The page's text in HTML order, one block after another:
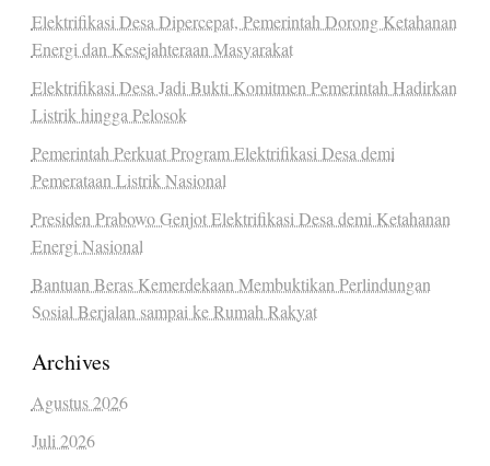
Elektrifikasi Desa Dipercepat, Pemerintah Dorong Ketahanan
Energi dan Kesejahteraan Masyarakat
Elektrifikasi Desa Jadi Bukti Komitmen Pemerintah Hadirkan
Listrik hingga Pelosok
Pemerintah Perkuat Program Elektrifikasi Desa demi
Pemerataan Listrik Nasional
Presiden Prabowo Genjot Elektrifikasi Desa demi Ketahanan
Energi Nasional
Bantuan Beras Kemerdekaan Membuktikan Perlindungan
Sosial Berjalan sampai ke Rumah Rakyat
Archives
Agustus 2026
Juli 2026